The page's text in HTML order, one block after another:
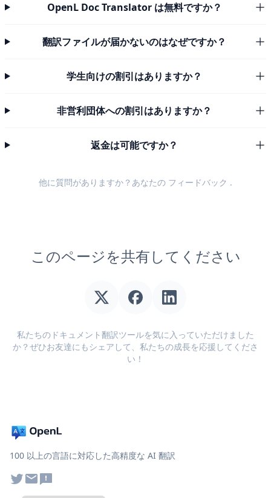
OpenL Doc Translator は無料ですか？
翻訳ファイルが届かないのはなぜですか？
学生向けの割引はありますか？
非営利団体への割引はありますか？
返金は可能ですか？
他に質問がありますか？あなたの フィードバック .
このページを共有してください
私たちのドキュメント翻訳ツールを気に入っていただけました
か？ぜひお友達にもシェアして、私たちの成長を応援してくださ
い！
100 以上の言語に対応した高精度な AI 翻訳